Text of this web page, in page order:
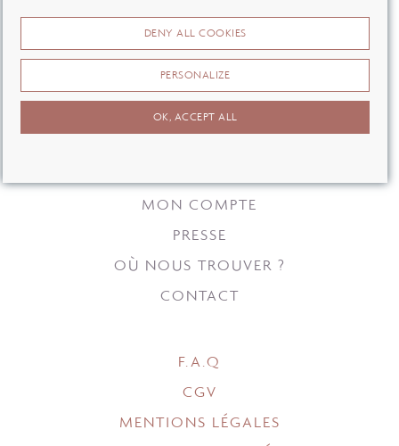
MON COMPTE
PRESSE
OÙ NOUS TROUVER ?
CONTACT
F.A.Q
CGV
MENTIONS LÉGALES
DENY ALL COOKIES
PERSONALIZE
OK, ACCEPT ALL